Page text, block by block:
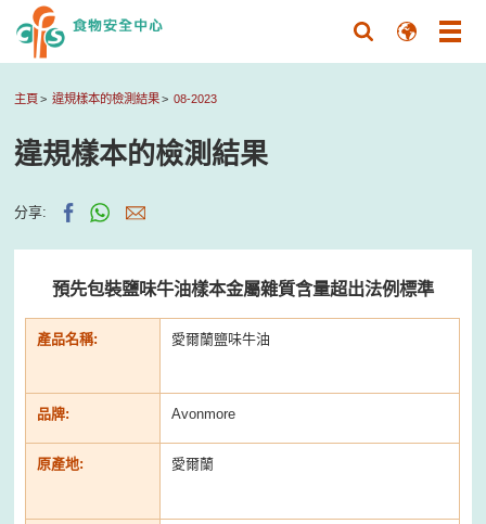
主頁 違規樣本的檢測結果 08-2023
違規樣本的檢測結果
分享:
預先包裝鹽味牛油樣本金屬雜質含量超出法例標準
產品名稱: 愛爾蘭鹽味牛油
品牌: Avonmore
原產地: 愛爾蘭